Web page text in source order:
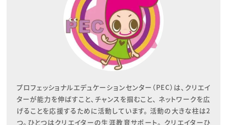
プロフェッショナルエデュケーションセンター（PEC）は、クリエイ
ターが能力を伸ばすこと、チャンスを掴むこと、 ネットワークを広
げることを応援するために活動しています。 活動の大きな柱は2
つ。ひとつはクリエイターの生涯教育サポート。 クリエイターひ